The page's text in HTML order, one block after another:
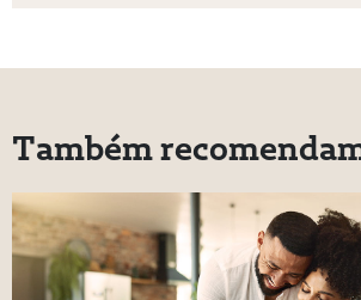
Também